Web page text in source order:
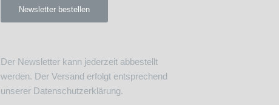
Newsletter bestellen
Der Newsletter kann jederzeit abbestellt
werden. Der Versand erfolgt entsprechend
unserer Datenschutzerklärung.